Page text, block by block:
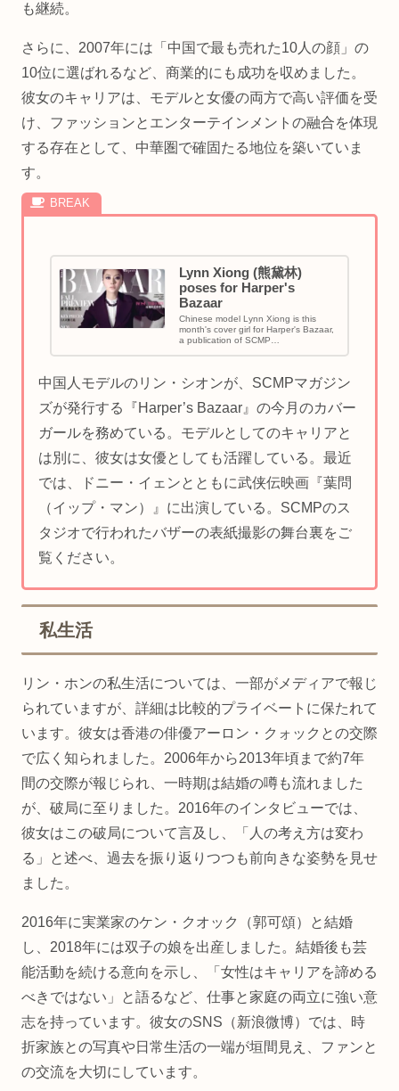
も継続。
さらに、2007年には「中国で最も売れた10人の顔」の
10位に選ばれるなど、商業的にも成功を収めました。
彼女のキャリアは、モデルと女優の両方で高い評価を受
け、ファッションとエンターテインメントの融合を体現
する存在として、中華圏で確固たる地位を築いていま
す。
Lynn Xiong (熊黛林)
poses for Harper's
Bazaar
Chinese model Lynn Xiong is this
month's cover girl for Harper's Bazaar,
a publication of SCMP
中国人モデルのリン・シオンが、SCMPマガジン
ズが発行する『Harper’s Bazaar』の今月のカバー
ガールを務めている。モデルとしてのキャリアと
は別に、彼女は女優としても活躍している。最近
では、ドニー・イェンとともに武侠伝映画『葉問
（イップ・マン）』に出演している。SCMPのス
タジオで行われたバザーの表紙撮影の舞台裏をご
覧ください。
私生活
リン・ホンの私生活については、一部がメディアで報じ
られていますが、詳細は比較的プライベートに保たれて
います。彼女は香港の俳優アーロン・クォックとの交際
で広く知られました。2006年から2013年頃まで約7年
間の交際が報じられ、一時期は結婚の噂も流れました
が、破局に至りました。2016年のインタビューでは、
彼女はこの破局について言及し、「人の考え方は変わ
る」と述べ、過去を振り返りつつも前向きな姿勢を見せ
ました。
2016年に実業家のケン・クオック（郭可頌）と結婚
し、2018年には双子の娘を出産しました。結婚後も芸
能活動を続ける意向を示し、「女性はキャリアを諦める
べきではない」と語るなど、仕事と家庭の両立に強い意
志を持っています。彼女のSNS（新浪微博）では、時
折家族との写真や日常生活の一端が垣間見え、ファンと
の交流を大切にしています。